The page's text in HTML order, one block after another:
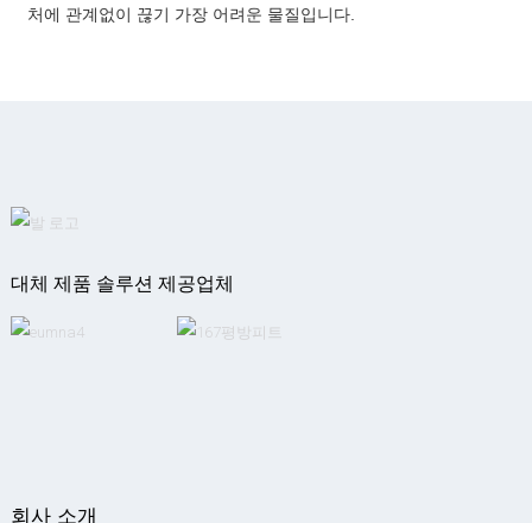
처에 관계없이 끊기 가장 어려운 물질입니다.
대체 제품 솔루션 제공업체
회사 소개